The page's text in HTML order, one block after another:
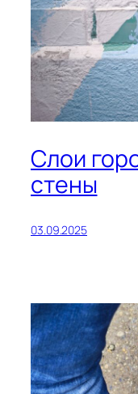
Слои
стены
03.09.2025